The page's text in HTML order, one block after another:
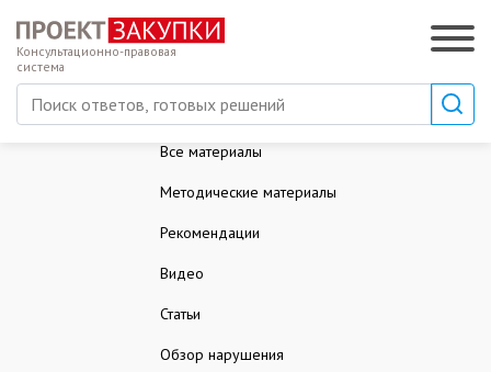
Консультационно-правовая
система
Все материалы
Методические материалы
Рекомендации
Видео
Статьи
Обзор нарушения